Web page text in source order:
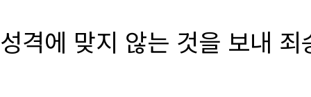
성격에 맞지 않는 것을 보내